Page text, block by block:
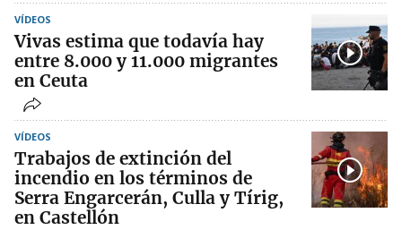
VÍDEOS
Vivas estima que todavía hay
entre 8.000 y 11.000 migrantes
en Ceuta
VÍDEOS
Trabajos de extinción del
incendio en los términos de
Serra Engarcerán, Culla y Tírig,
en Castellón